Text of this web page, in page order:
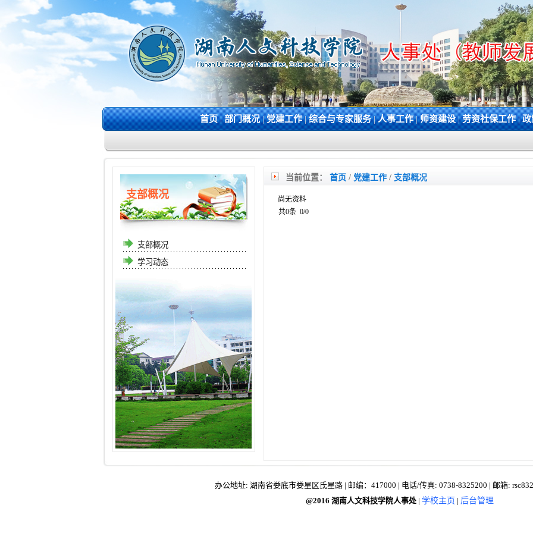
首页|部门概况|党建工作|综合与专家服务|人事工作|师资建设|劳资社保工作|政
支部概况
支部概况
学习动态
当前位置： 首页 / 党建工作 / 支部概况
尚无资料
共0条 0/0
办公地址: 湖南省娄底市娄星区氐星路 | 邮编：417000 | 电话/传真: 0738-8325200 | 邮箱:
@2016 湖南人文科技学院人事处 | 学校主页 | 后台管理